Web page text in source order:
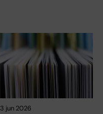
3 jun 2026